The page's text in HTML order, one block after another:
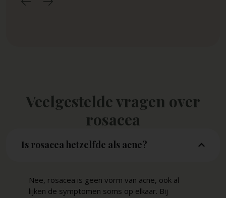
Veelgestelde vragen over
rosacea
Is rosacea hetzelfde als acne?
Nee, rosacea is geen vorm van acne, ook al
lijken de symptomen soms op elkaar. Bij